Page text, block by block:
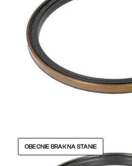
OBECNIE BRAK NA STANIE